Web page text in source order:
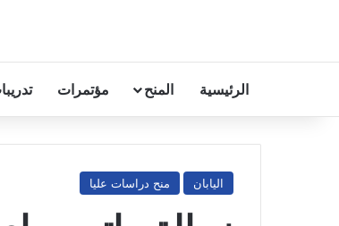
الرئيسية المنح مؤتمرات
اليابان منح دراسات عليا